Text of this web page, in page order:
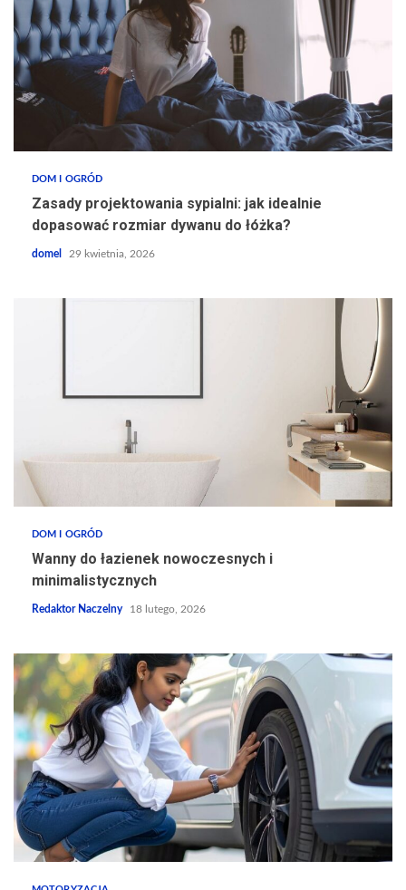
DOM I OGRÓD
Zasady projektowania sypialni: jak idealnie
dopasować rozmiar dywanu do łóżka?
domel 29 kwietnia, 2026
DOM I OGRÓD
Wanny do łazienek nowoczesnych i
minimalistycznych
Redaktor Naczelny 18 lutego, 2026